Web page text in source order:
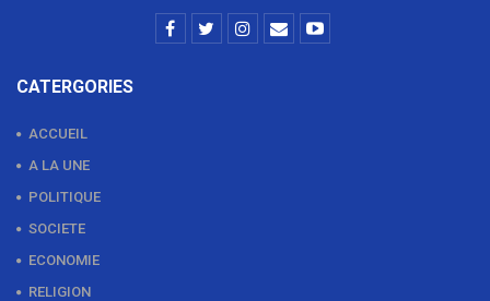
CATERGORIES
ACCUEIL
A LA UNE
POLITIQUE
SOCIETE
ECONOMIE
RELIGION